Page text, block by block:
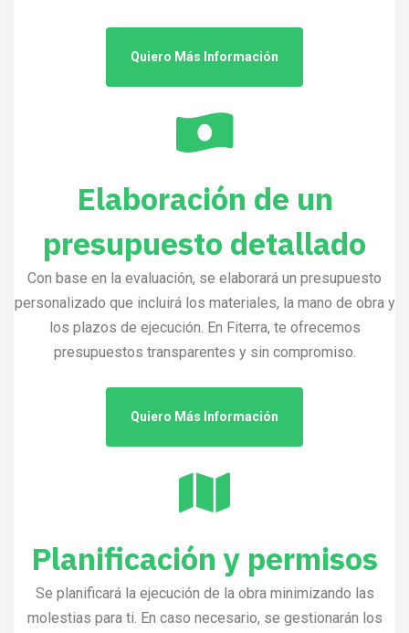
Quiero Más Información
Elaboración de un
presupuesto detallado
Con base en la evaluación, se elaborará un presupuesto
personalizado que incluirá los materiales, la mano de obra y
los plazos de ejecución. En Fiterra, te ofrecemos
presupuestos transparentes y sin compromiso.
Quiero Más Información
Planificación y permisos
Se planificará la ejecución de la obra minimizando las
molestias para ti. En caso necesario, se gestionarán los